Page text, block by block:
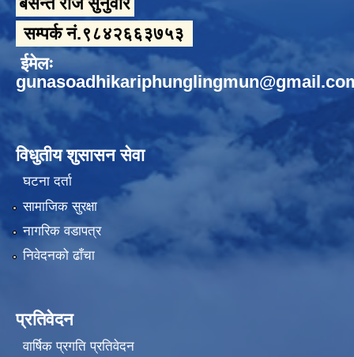
सम्पर्क नं.९८४२६६३७५३
ईमेलः
विधुतीय शुसासन सेवा
घटना दर्ता
सामाजिक सुरक्षा
नागरिक वडापत्र
निवेदनको ढाँचा
प्रतिवेदन
वार्षिक प्रगति प्रतिवेदन